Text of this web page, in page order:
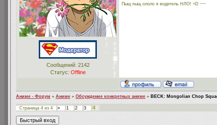
Сообщений: 2142
Статус: Offline
Пыщ пыщ ололо я водитель НЛО! =D ---
Аниме - Форум » Аниме » Обсуждение конкретных аниме » BECK: Mongolian Chop
Страница 4 из 4 « 1 2 3 4